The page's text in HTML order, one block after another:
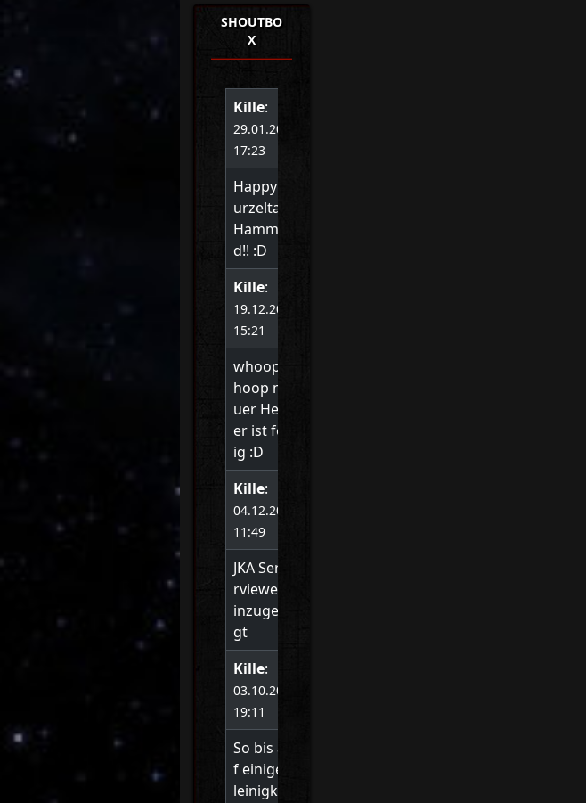
SHOUTBO
X
Kille:
29.01.2022
17:23
Happy B
urzeltag
Hammon
d!! :D
Kille:
19.12.2020
15:21
whoop w
hoop ne
uer Head
er ist fert
ig :D
Kille:
04.12.2020
11:49
JKA Serve
rviewer h
inzugefü
gt
Kille:
03.10.2020
19:11
So bis au
f einige K
leinigkeit